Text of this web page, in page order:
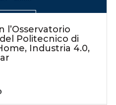
Politecnico di
Industria 4.0,